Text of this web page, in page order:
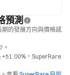
預測
的發展方向與價格感
+51.00%，SuperRare